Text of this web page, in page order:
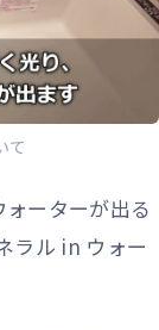
て
ーターが出る
ラル in ウォー